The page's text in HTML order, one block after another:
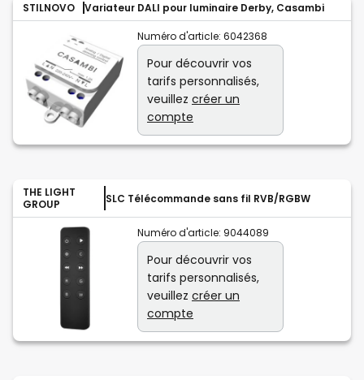
STILNOVO Variateur DALI pour luminaire Derby, Casambi
Numéro d'article: 6042368
Pour découvrir vos
tarifs personnalisés,
veuillez créer un
compte
THE LIGHT
GROUP
SLC Télécommande sans fil RVB/RGBW
Numéro d'article: 9044089
Pour découvrir vos
tarifs personnalisés,
veuillez créer un
compte